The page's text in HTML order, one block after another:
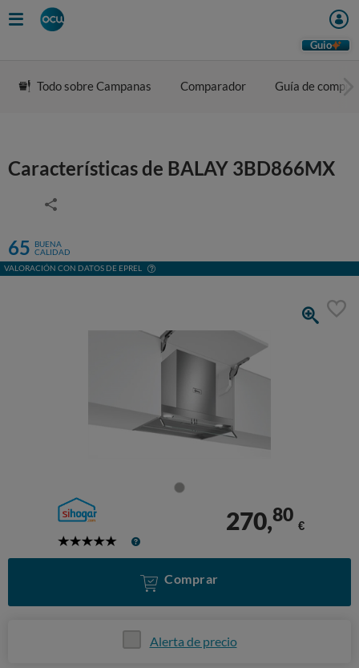
Guio
Todo sobre Campanas Comparador Guía de compra
Características de BALAY 3BD866MX
65 BUENA
CALIDAD
VALORACIÓN CON DATOS DE EPREL
5
270,80
€
Comprar
Alerta de precio